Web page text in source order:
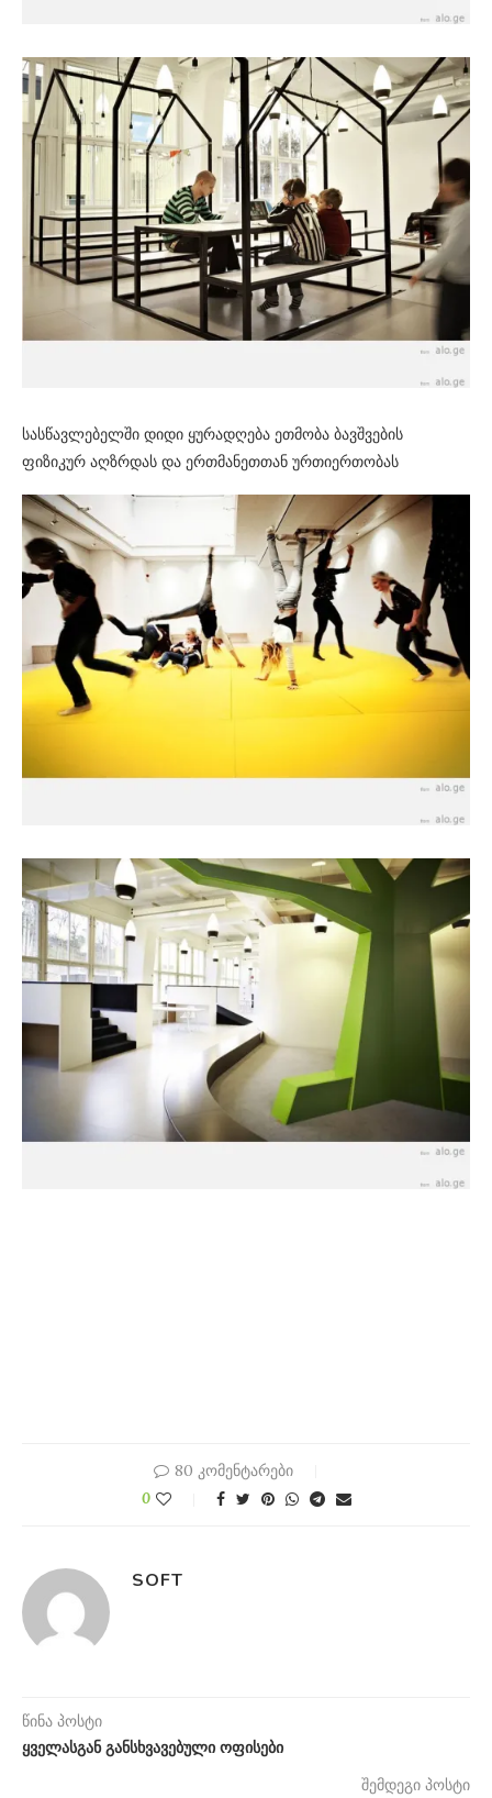
სასწავლებელში დიდი ყურადღება ეთმობა ბავშვების
ფიზიკურ აღზრდას და ერთმანეთთან ურთიერთობას
80 კომენტარები
0
SOFT
წინა პოსტი
ყველასგან განსხვავებული ოფისები
შემდეგი პოსტი